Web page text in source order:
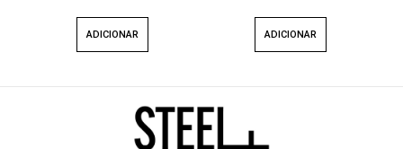
ADICIONAR ADICIONAR